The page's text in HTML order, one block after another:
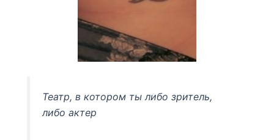
Театр, в котором ты либо зритель,
либо актер